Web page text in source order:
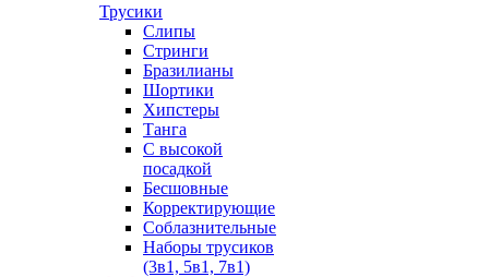
Трусики
Слипы
Стринги
Бразилианы
Шортики
Хипстеры
Танга
С высокой
посадкой
Бесшовные
Корректирующие
Соблазнительные
Наборы трусиков
(3в1, 5в1, 7в1)